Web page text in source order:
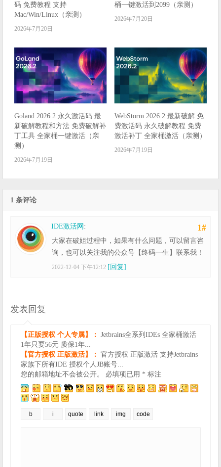
码 免费教程 支持
Mac/Win/Linux（亲测）
2026年7月20日
桶一键激活到2099（亲测）
2026年7月20日
Goland 2026.2 永久激活码 最
新破解教程和方法 免费破解补
丁工具 全家桶一键激活（亲
测）
2026年7月19日
WebStorm 2026.2 最新破解 免
费激活码 永久破解教程 免费
激活补丁 全家桶激活（亲测）
2026年7月19日
1 条评论
1#
IDE激活网 :
大家在破姐过程中，如果有什么问题，可以留言咨
询，也可以关注我的公众号【终码一生】联系我！
2022-12-04 下午12:12 [回复]
发表回复
【正版授权 个人专属】： Jetbrains全系列IDEs 全家桶激活
1年只要56元 质保1年...
【官方授权 正版激活】： 官方授权 正版激活 支持Jetbrains
家族下所有IDE 授权个人JB账号...
您的邮箱地址不会被公开。
必填项已用 * 标注